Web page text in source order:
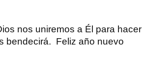
nos uniremos a Él para hacer
bendecirá.  Feliz año nuevo